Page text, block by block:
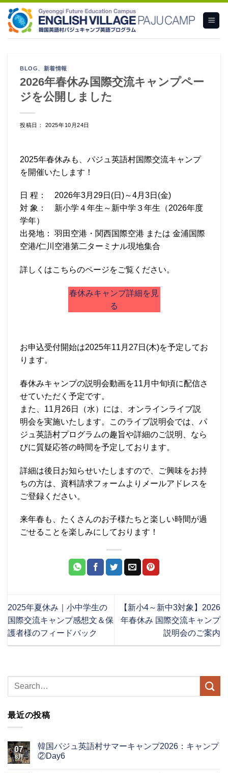
content
BLOG、 新着情報
2026年春休み国際交流キャンプペー
ジを公開しました
投稿日： 2025年10月24日
2025年春休みも、パジュ英語村国際交流キャンプ
を開催いたします！
日 程： 2026年3月29日(日)～4月3日(金)
対 象： 新小学４年生～新中学３年生（2026年度
学年）
出発地： 羽田空港・関西国際空港 または 金浦国際
空港/仁川空港第二ターミナル現地集合
詳しくはこちらのページをご覧ください。
春休みキャンプ詳細を見
る
お申込受付開始は2025年11月27日(木)を予定してお
ります。
春休みキャンプの説明会動画を11月中旬頃に配信さ
せていただく予定です。
また、11月26日（水）には、オンラインライブ説
明会を実施いたします。このライブ説明会では、パ
ジュ英語村プログラムの趣旨や詳細のご説明、なら
びに質疑応答の時間を予定しております。
詳細は後日お知らせいたしますので、ご興味をお持
ちの方は、資料請求フォームよりメールアドレスを
ご登録ください。
来年春も、たくさんのお子様たちと楽しい時間が過
ごせることを楽しみにしております！
2025年夏休み｜小中学生の
国際交流キャンプ感想文＆保
護者様のフィードバック
【新小4～新中3対象】2026
年春休み 国際交流キャンプ
説明会のご案内
最近の投稿
07
8月
韓国パジュ英語村サマーキャンプ2026：キャンプ
②Day6